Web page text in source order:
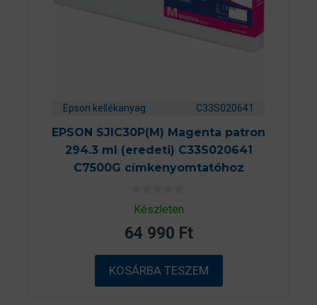
Epson kellékanyag C33S020641
EPSON SJIC30P(M) Magenta patron
294.3 ml (eredeti) C33S020641
C7500G címkenyomtatóhoz
0
a
5
b
ő
l
Készleten
64 990 Ft
KOSÁRBA TESZEM